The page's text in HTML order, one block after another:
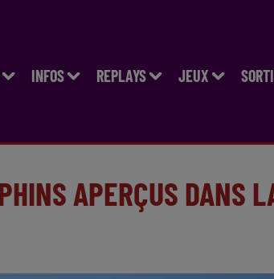
INFOS REPLAYS JEUX
APERÇUS DANS